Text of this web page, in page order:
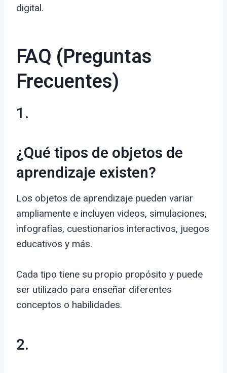
digital.
FAQ (Preguntas
Frecuentes)
1.
¿Qué tipos de objetos de
aprendizaje existen?
Los objetos de aprendizaje pueden variar
ampliamente e incluyen videos, simulaciones,
infografías, cuestionarios interactivos, juegos
educativos y más.
Cada tipo tiene su propio propósito y puede
ser utilizado para enseñar diferentes
conceptos o habilidades.
2.